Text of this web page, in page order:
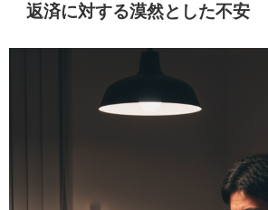
返済に対する漠然とした不安